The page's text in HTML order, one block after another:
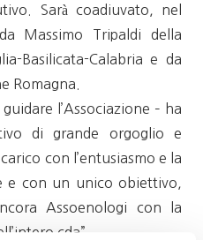
Sarà coadiuvato, nel
Massimo Tripaldi della
Basilicata-Calabria e da
Romagna.
l’Associazione – ha
di grande orgoglio e
con l’entusiasmo e la
e con un unico obiettivo,
Assoenologi con la
cda”.